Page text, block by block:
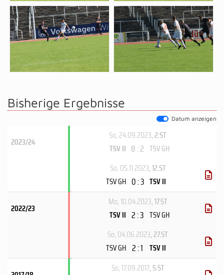
Bisherige Ergebnisse
Datum anzeigen
2023/24
So, 24.09.2023, 2.ST
TSV II 8 : 2 TSV GH
So, 05.11.2023, 12.ST
TSV GH 0 : 3 TSV II
2022/23
Mo, 10.04.2023, 17.ST
TSV II 2 : 3 TSV GH
So, 04.06.2023, 27.ST
TSV GH 2 : 1 TSV II
So, 17.09.2017, 5.ST